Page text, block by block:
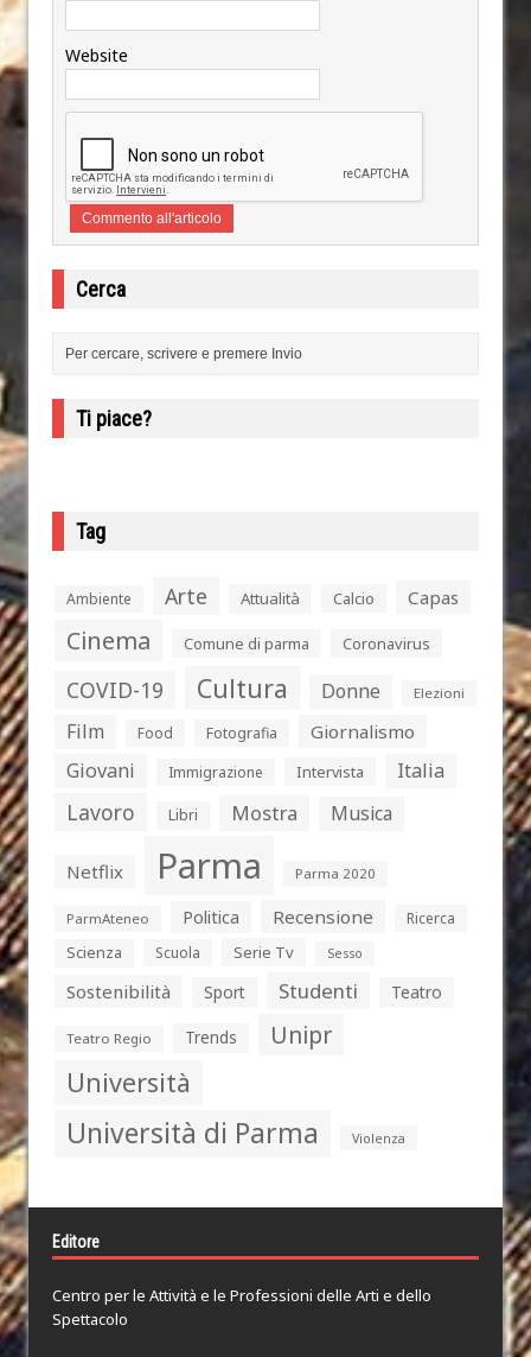
Website
Cerca
Ti piace?
Tag
Ambiente Arte Attualità Calcio Capas
Cinema Comune di parma Coronavirus
COVID-19 Cultura Donne Elezioni
Film Food Fotografia Giornalismo
Giovani Immigrazione Intervista Italia
Lavoro Libri Mostra Musica
Netflix Parma Parma 2020
ParmAteneo Politica Recensione
Ricerca
Scienza
Scuola Serie Tv Sesso
Sostenibilità Sport Studenti Teatro
Teatro Regio Trends Unipr
Università
Università di Parma Violenza
Editore
Centro per le Attività e le Professioni delle Arti e dello
Spettacolo